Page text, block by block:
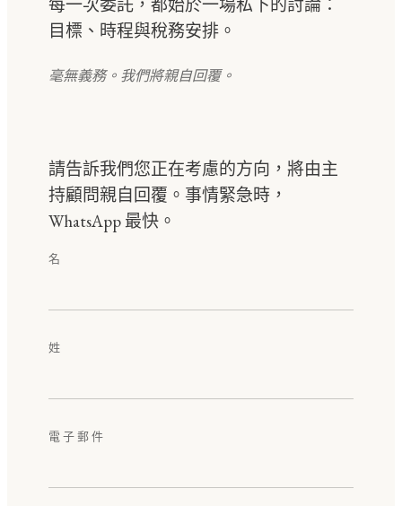
每一次委託，都始於一場私下的討論：
目標、時程與稅務安排。
毫無義務。我們將親自回覆。
請告訴我們您正在考慮的方向，將由主
持顧問親自回覆。事情緊急時，
WhatsApp 最快。
名
姓
電子郵件